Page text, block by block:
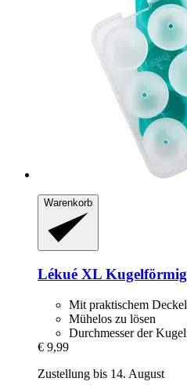
Warenkorb
Lékué XL
Mit praktischem Deckel
Mühelos zu lösen
Durchmesser der
€ 9,99
Zustellung bis 14. August